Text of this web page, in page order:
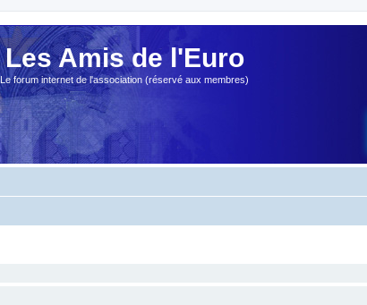
Les Amis de l'Euro
Le forum internet de l'association (réservé aux membres)